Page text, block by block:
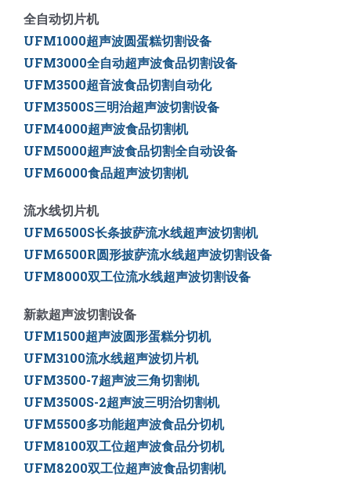
全自动切片机
UFM1000超声波圆蛋糕切割设备
UFM3000全自动超声波食品切割设备
UFM3500超音波食品切割自动化
UFM3500S三明治超声波切割设备
UFM4000超声波食品切割机
UFM5000超声波食品切割全自动设备
UFM6000食品超声波切割机
流水线切片机
UFM6500S长条披萨流水线超声波切割机
UFM6500R圆形披萨流水线超声波切割设备
UFM8000双工位流水线超声波切割设备
新款超声波切割设备
UFM1500超声波圆形蛋糕分切机
UFM3100流水线超声波切片机
UFM3500-7超声波三角切割机
UFM3500S-2超声波三明治切割机
UFM5500多功能超声波食品分切机
UFM8100双工位超声波食品分切机
UFM8200双工位超声波食品切割机